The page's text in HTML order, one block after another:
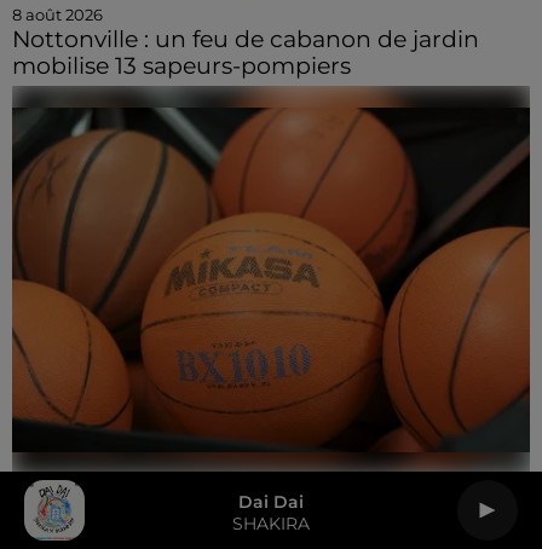
Dai Dai
SHAKIRA
8 août 2026
Nottonville : un feu de cabanon de jardin
mobilise 13 sapeurs-pompiers
8 août 2026
Coupe de France : les basketteurs chartrains